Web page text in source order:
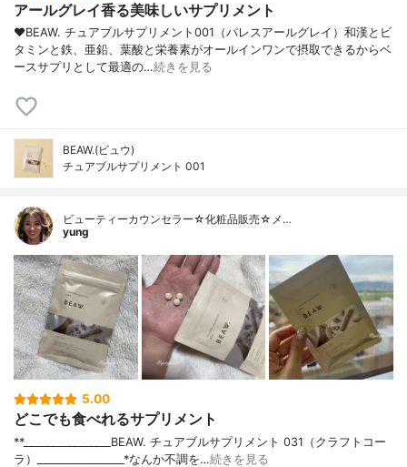
アールグレイ香る美味しいサプリメント
❤︎BEAW. チュアブルサプリメント001（パレスアールグレイ）和漢とビ
タミンと鉄、亜鉛、葉酸と栄養素がオールインワンで摂取できるからベ
ースサプリとして最適の…続きを見る
BEAW.(ビュウ)
チュアブルサプリメント 001
ビューティーカウンセラー☆化粧品販売☆メ…
yung
5.00
どこでも食べれるサプリメント
**⁡________________⁡BEAW. ⁡チュアブルサプリメント 031（クラフトコー
ラ）⁡________________⁡⁡⁡⁡⁡*なんか不調を…続きを見る